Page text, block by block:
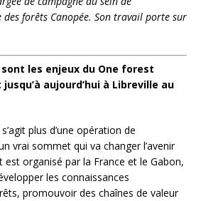
des forêts Canopée. Son travail porte sur
les enjeux du One forest
aujourd’hui à Libreville au
s’agit plus d’une opération de
vrai sommet qui va changer l’avenir
organisé par la France et le Gabon,
les connaissances
promouvoir des chaînes de valeur